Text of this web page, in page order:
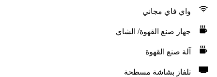
واي فاي مجاني
جهاز صنع القهوة/ الشاي
آلة صنع القهوة
تلفاز بشاشة مسطحة